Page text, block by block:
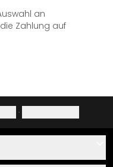
an
Zahlung auf
·